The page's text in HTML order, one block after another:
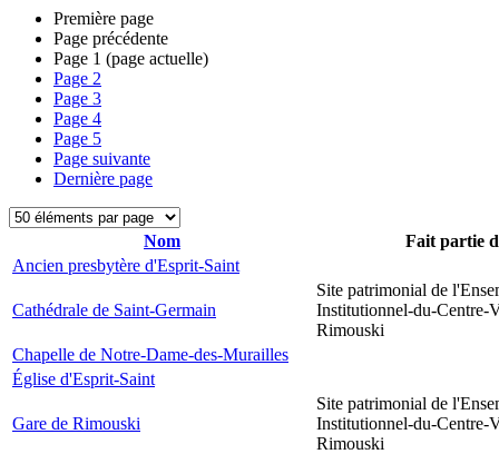
Première page
Page précédente
Page 1 (page actuelle)
Page 2
Page 3
Page 4
Page 5
Page suivante
Dernière page
Nom
Fait partie
Ancien presbytère d'Esprit-Saint
Cathédrale de Saint-Germain
Site patrimonial de
Institutionnel-du-Centre-
Rimouski
Chapelle de Notre-Dame-des-Murailles
Église d'Esprit-Saint
Gare de Rimouski
Site patrimonial de
Institutionnel-du-Centre-
Rimouski